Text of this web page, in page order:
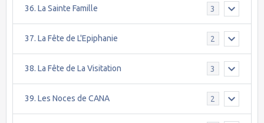
36. La Sainte Famille 3
37. La Fête de L'Epiphanie 2
38. La Fête de La Visitation 3
39. Les Noces de CANA 2